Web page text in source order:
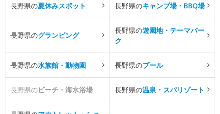
長野県の夏休みスポット 長野県のキャンプ場・BBQ場
長野県のグランピング
長野県の遊園地・テーマパー
ク
長野県の水族館・動物園 長野県のプール
長野県のビーチ・海水浴場 長野県の温泉・スパリゾート